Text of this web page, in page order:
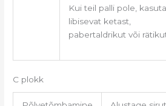
Kui teil palli pole,
libisevat ketast,
pabertaldrikut või
C plokk